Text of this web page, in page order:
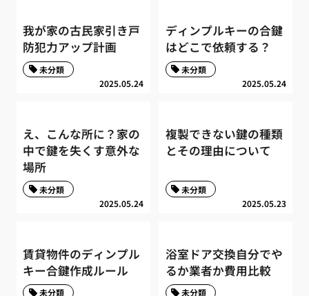
我が家の古民家引き戸
防犯力アップ計画
2025.05.24
未分類
ディンプルキーの合鍵
はどこで依頼する？
2025.05.24
未分類
え、こんな所に？家の
中で鍵を失くす意外な
場所
2025.05.24
未分類
複製できない鍵の種類
とその理由について
2025.05.23
未分類
賃貸物件のディンプル
キー合鍵作成ルール
未分類
浴室ドア交換自分でや
るか業者か費用比較
未分類